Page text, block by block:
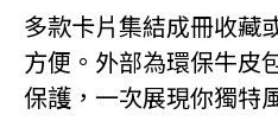
多款卡片集結成冊收藏
方便。外部為環保牛皮
保護，一次展現你獨特